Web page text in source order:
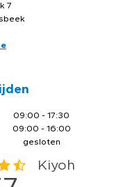
7
09:00 - 17:30
09:00 - 16:00
gesloten